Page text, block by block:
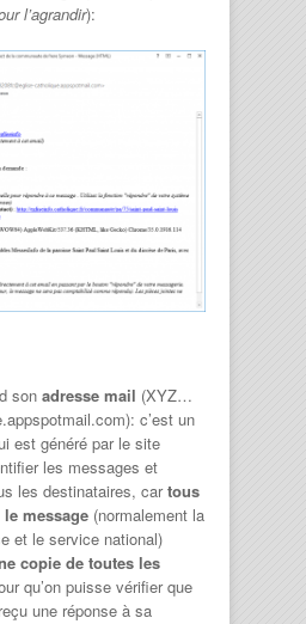
l’agrandir):
son adresse mail (XYZ…
c’est un
est généré par le site
les messages et
les destinataires, cartous
message (normalement la
et le service national)
copie de toutes les
qu’on puisse vérifier que
une réponse à sa